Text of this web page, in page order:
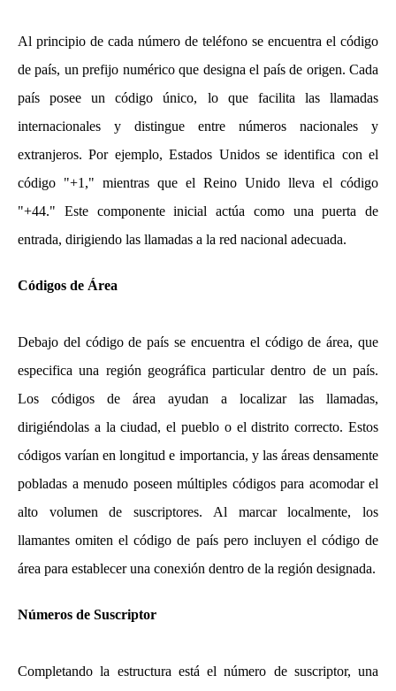
Al principio de cada número de teléfono se encuentra el código
de país, un prefijo numérico que designa el país de origen. Cada
país posee un código único, lo que facilita las llamadas
internacionales y distingue entre números nacionales y
extranjeros. Por ejemplo, Estados Unidos se identifica con el
código "+1," mientras que el Reino Unido lleva el código
"+44." Este componente inicial actúa como una puerta de
entrada, dirigiendo las llamadas a la red nacional adecuada.
Códigos de Área
Debajo del código de país se encuentra el código de área, que
especifica una región geográfica particular dentro de un país.
Los códigos de área ayudan a localizar las llamadas,
dirigiéndolas a la ciudad, el pueblo o el distrito correcto. Estos
códigos varían en longitud e importancia, y las áreas densamente
pobladas a menudo poseen múltiples códigos para acomodar el
alto volumen de suscriptores. Al marcar localmente, los
llamantes omiten el código de país pero incluyen el código de
área para establecer una conexión dentro de la región designada.
Números de Suscriptor
Completando la estructura está el número de suscriptor, una